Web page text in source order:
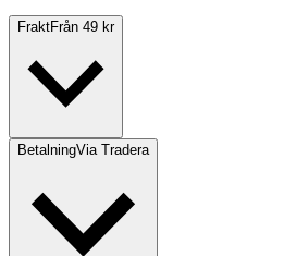
FraktFrån 49 kr
BetalningVia Tradera